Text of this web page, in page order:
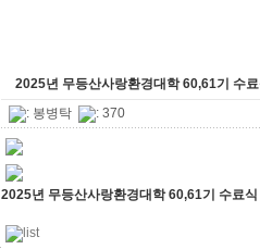
2025년 무등산사랑환경대학 60,61기 수
: 봉병탁 : 370
2025년 무등산사랑환경대학 60,61기 수료식